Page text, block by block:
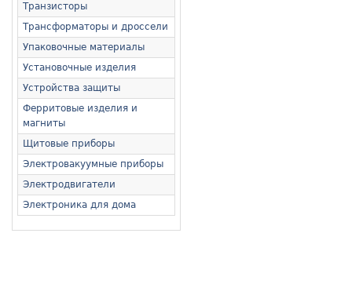
Транзисторы
Трансформаторы и дроссели
Упаковочные материалы
Установочные изделия
Устройства защиты
Ферритовые изделия и
магниты
Щитовые приборы
Электровакуумные приборы
Электродвигатели
Электроника для дома